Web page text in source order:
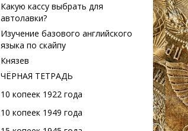
Какую кассу выбрать для
автолавки?
Изучение базового английского
языка по скайпу
Князев
ЧЁРНАЯ ТЕТРАДЬ
10 копеек 1922 года
10 копеек 1949 года